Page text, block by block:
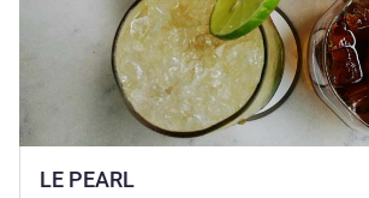
LE PEARL